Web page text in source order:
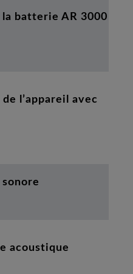
batterie AR 3000
l’appareil avec
acoustique